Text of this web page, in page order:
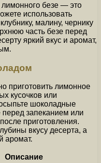
безе — это
использовать
малину, чернику
часть безе перед
яркий вкус и аромат,
приготовить лимонное
кусочков или
шоколадные
перед запеканием или
приготовления.
вкусу десерта, а
аромат.
Описание